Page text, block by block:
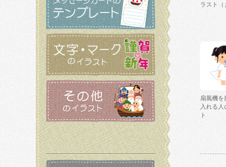
ラスト（
扇風機を
入れる人
ト